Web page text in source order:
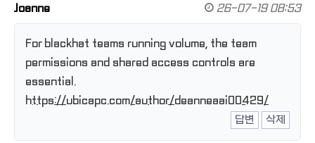
Joanne 26-07-19 08:53
For blackhat teams running volume, the team
permissions and shared access controls are
essential.
https://ubicapc.com/author/deanneaai00429/
답변
삭제